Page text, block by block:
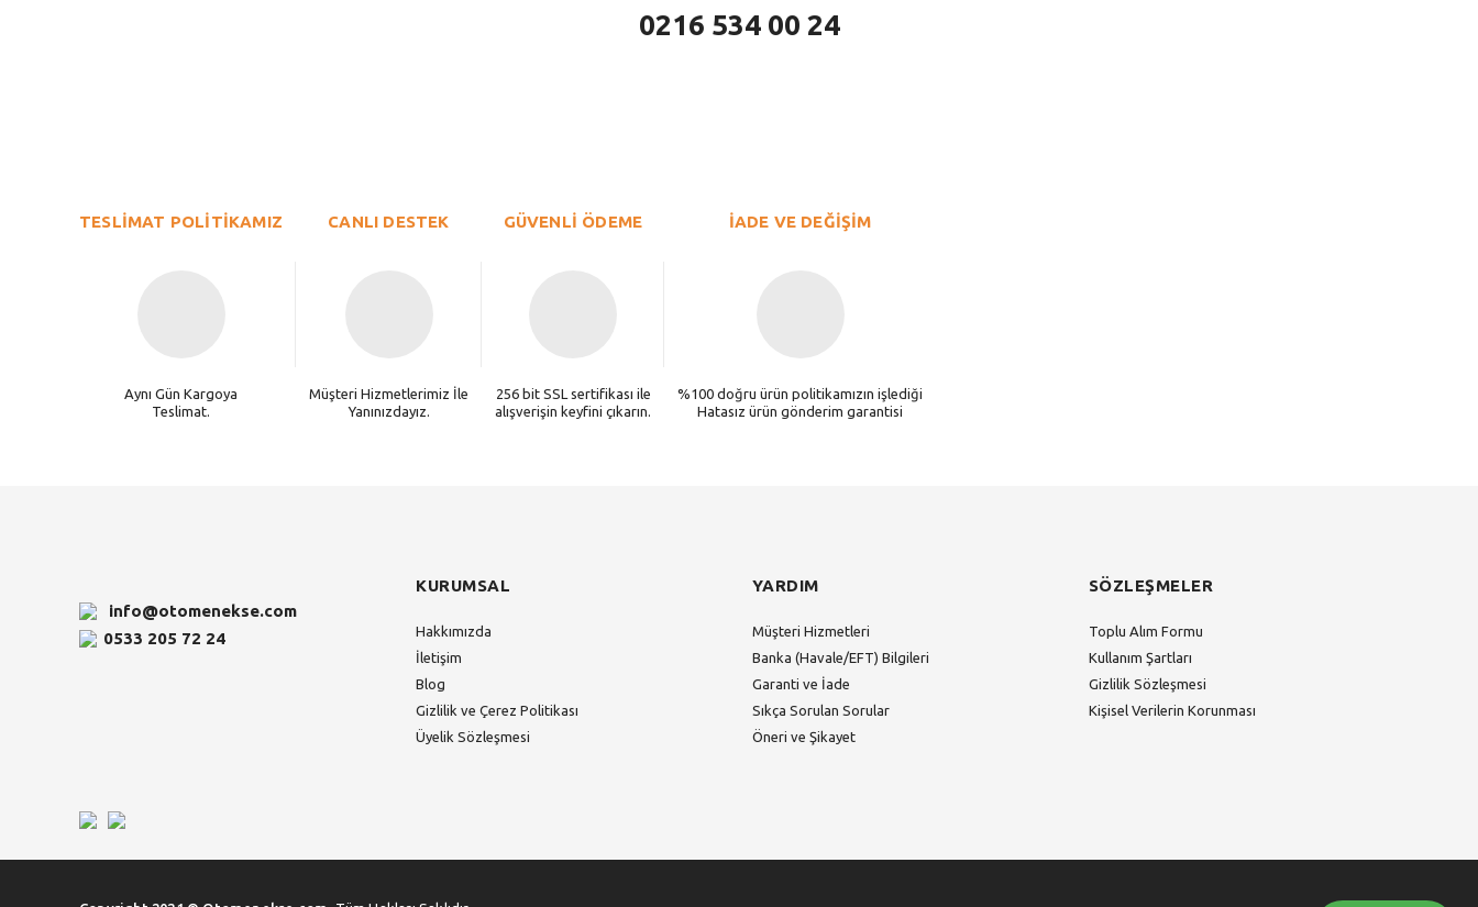
0216 534 00 24
Ürün açıklamasında eksik bilgiler bulunuyor.
TESLİMAT POLİTİKAMIZ
Aynı Gün Kargoya
Teslimat.
CANLI DESTEK
Müşteri Hizmetlerimiz İle
Yanınızdayız.
GÜVENLİ ÖDEME
256 bit SSL sertifikası ile
alışverişin keyfini çıkarın.
İADE VE DEĞİŞİM
%100 doğru ürün politikamızın işlediği
Hatasız ürün gönderim garantisi
info@otomenekse.com
0533 205 72 24
KURUMSAL
Hakkımızda
İletişim
Blog
Gizlilik ve Çerez Politikası
Üyelik Sözleşmesi
YARDIM
Müşteri Hizmetleri
Banka (Havale/EFT) Bilgileri
Garanti ve İade
Sıkça Sorulan Sorular
Öneri ve Şikayet
SÖZLEŞMELER
Toplu Alım Formu
Kullanım Şartları
Gizlilik Sözleşmesi
Kişisel Verilerin Korunması